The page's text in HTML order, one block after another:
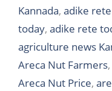
Kannada, adike
today, adike rete
agriculture news
Areca Nut Farmers,
Areca Nut Price,